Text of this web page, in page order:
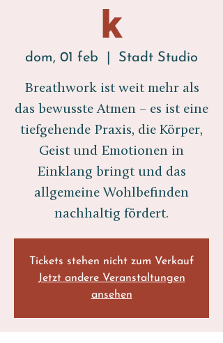
k
dom, 01 feb Stadt Studio
Breathwork ist weit mehr als
das bewusste Atmen – es ist eine
tiefgehende Praxis, die Körper,
Geist und Emotionen in
Einklang bringt und das
allgemeine Wohlbefinden
nachhaltig fördert.
Tickets stehen nicht zum Verkauf
Jetzt andere Veranstaltungen
ansehen